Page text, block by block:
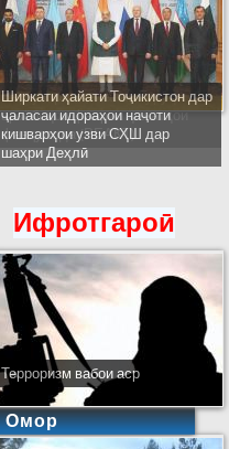
Ширкати ҳайати Тоҷикистон дар
ҷаласаи идораҳои наҷоти
кишварҳои узви СҲШ дар
шаҳри Деҳлӣ
Ифротгароӣ
Терроризм вабои аср
Омор